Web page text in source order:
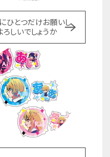
ひとつだけお願いし
ろしいでしょうか